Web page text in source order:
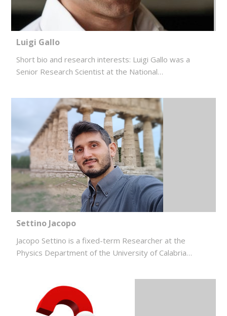
Luigi Gallo
Short bio and research interests: Luigi Gallo was a
Senior Research Scientist at the National…
Settino Jacopo
Jacopo Settino is a fixed-term Researcher at the
Physics Department of the University of Calabria…